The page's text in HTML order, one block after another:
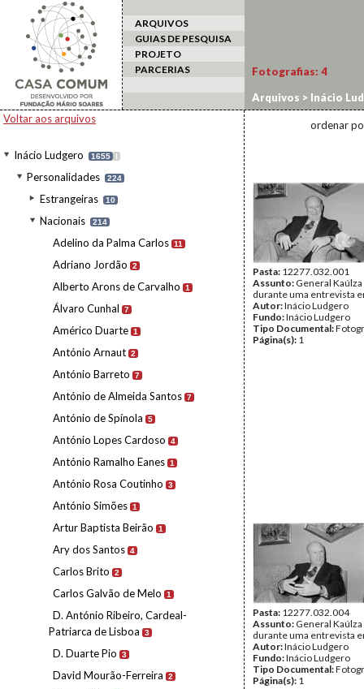
ARQUIVOS
GUIAS DE PESQUISA
PROJETO
PARCERIAS
Voltar aos arquivos
Inácio Ludgero 1655 I
Personalidades 224
Estrangeiras 10
Nacionais 214
Adelino da Palma Carlos 11
Adriano Jordão 2
Alberto Arons de Carvalho 1
Álvaro Cunhal 7
Américo Duarte 1
António Arnaut 2
António Barreto 7
António de Almeida Santos 7
António de Spínola 5
António Lopes Cardoso 4
António Ramalho Eanes 1
António Rosa Coutinho 3
António Simões 1
Artur Baptista Beirão 1
Ary dos Santos 4
Carlos Brito 2
Carlos Galvão de Melo 1
D. António Ribeiro, Cardeal-
Patriarca de Lisboa
3
D. Duarte Pio 3
David Mourão-Ferreira 2
Fotografias: 4
Arquivos > Inácio
ordenar
Pasta: 12277.032.001
Assunto: General
durante uma entrevista
Autor:Inácio Ludgero
Fundo:Inácio Ludgero
Tipo Documental:
Página(s): 1
Pasta: 12277.032.004
Assunto: General
durante uma entrevista
Autor:Inácio Ludgero
Fundo:Inácio Ludgero
Tipo Documental:
Página(s): 1